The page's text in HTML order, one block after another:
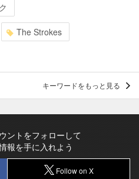
The Strokes
キーワードをもっと見る
ントをフォローして
報を手に入れよう
Follow on X